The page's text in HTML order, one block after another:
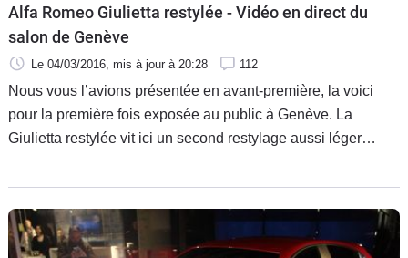
Alfa Romeo Giulietta restylée - Vidéo en direct du
salon de Genève
Le 04/03/2016 , mis à jour à 20:28 112
Nous vous l’avions présentée en avant-première, la voici
pour la première fois exposée au public à Genève. La
Giulietta restylée vit ici un second restylage aussi léger